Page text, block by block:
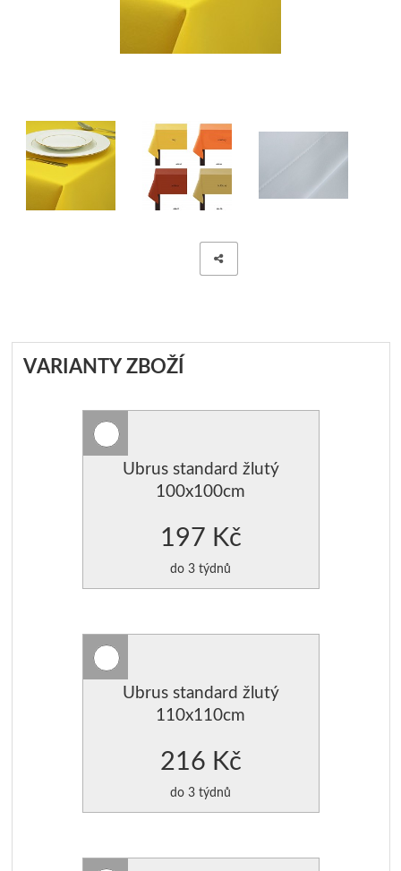
POLŠTÁŘE - VÝPLNĚ DO POVLEČENÍ
ZÁVĚSY HOTOVÉ- SE
ZÁVĚSY, VOÁLY-VZDUŠNÉ
MODERNÍ GARNÝŽE
POVLAKY NA POLŠTÁŘKY
POVLAK NA
VÝPLNĚ DO POLŠTÁŘŮ
VARIANTY ZBOŽÍ
Ubrus standard žlutý
100x100cm
197 Kč
do 3 týdnů
Ubrus standard žlutý
110x110cm
216 Kč
do 3 týdnů